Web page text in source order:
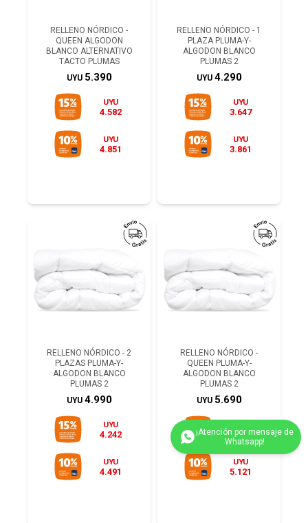
RELLENO NÓRDICO -
QUEEN ALGODON
BLANCO ALTERNATIVO
TACTO PLUMAS
UYU 5.390
UYU
4.582
UYU
4.851
RELLENO NÓRDICO - 1
PLAZA PLUMA-Y-
ALGODON BLANCO
PLUMAS 2
UYU 4.290
UYU
3.647
UYU
3.861
RELLENO NÓRDICO - 2
PLAZAS PLUMA-Y-
ALGODON BLANCO
PLUMAS 2
UYU 4.990
UYU
4.242
UYU
4.491
RELLENO NÓRDICO -
QUEEN PLUMA-Y-
ALGODON BLANCO
PLUMAS 2
UYU 5.690
4.837
UYU
5.121